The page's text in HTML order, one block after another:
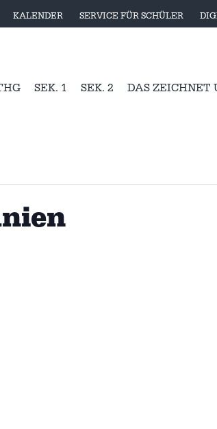
KALENDER SERVICE FÜR SCHÜLER
SEK. 1 SEK. 2 DAS ZEICHNET